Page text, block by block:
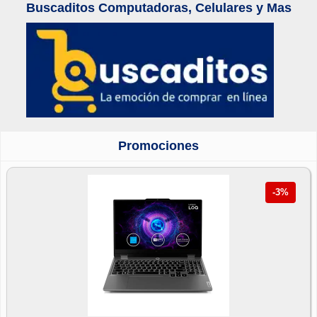
Buscaditos Computadoras, Celulares y Mas
Promociones
-3%